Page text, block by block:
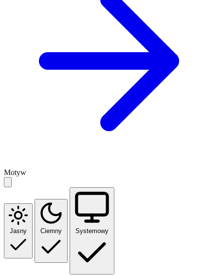
Motyw
Jasny Ciemny Systemowy